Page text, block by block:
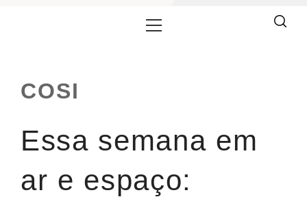
Menu
COSI
Essa semana em
ar e espaço: